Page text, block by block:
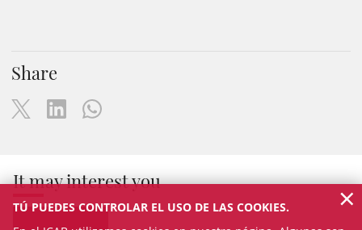
Share
It may interest you
TÚ PUEDES CONTROLAR EL USO DE LAS COOKIES.
×